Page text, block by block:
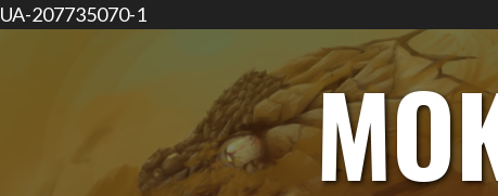
UA-207735070-1